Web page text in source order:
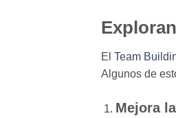
El Team
Algunos de
Mejora